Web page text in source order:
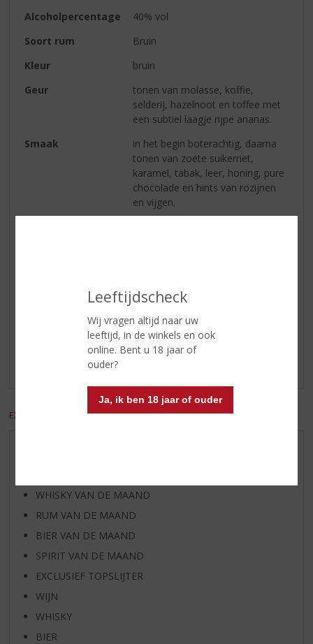
Leeftijdscheck
Wij vragen altijd naar uw
leeftijd, in de winkels en ook
online. Bent u 18 jaar of
ouder?
Ja, ik ben 18 jaar of ouder
Alcoholpercentage
40% vol
Soort rum
Bruin
Kleur
bruin
Geur
tonen van molasse, koffie,
selderij, hazelnoot en toffee met
een subtiel laagje rijpe ananas.
Smaak
in het begin boterachtig, daarna
tonen van zoete suikerriet,
karamel, tabak, leer, honing, pure
chocolade en hints van rozijnen
en vijgen.
Reviews
Schrijf een review
Er zijn nog geen reviews geplaatst voor dit product
EXCL. BTW INCL. BTW
WHISKY VAN DE MAAND
RUM VAN DE MAAND
BIER VAN DE MAAND
SPIRIT VAN DE MAAND
EXCLUSIEF TOPSLIJTER
WIJN
WHISKY
BIER